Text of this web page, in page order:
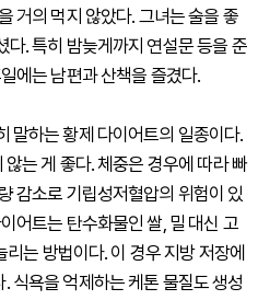
거의 먹지 않았다. 그녀는 술을 좋
. 특히 밤늦게까지 연설문 등을 준
에는 남편과 산책을 즐겼다.
말하는 황제 다이어트의 일종이다.
는 게 좋다. 체중은 경우에 따라 빠
감소로 기립성저혈압의 위험이 있
어트는 탄수화물인 쌀, 밀 대신 고
는 방법이다. 이 경우 지방 저장에
식욕을 억제하는 케톤 물질도 생성